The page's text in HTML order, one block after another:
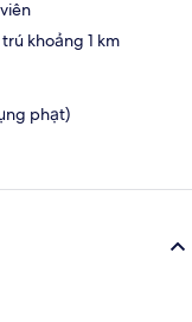
khoảng 1 km
phạt)